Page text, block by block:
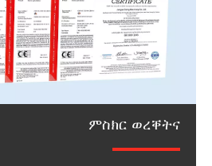
ምስክር ወረቐትና